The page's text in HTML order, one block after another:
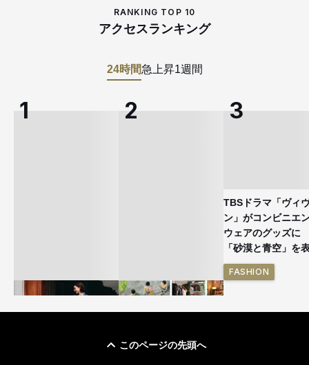
RANKING TOP 10
アクセスランキング
24時間急上昇1週間
TBSドラマ「ヴィ
ン」がコンビニエ
ウェアのグッズ
「砂漠と青空」を
FASHION
このページの先頭へ